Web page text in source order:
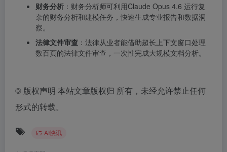
财务分析 ：财务分析师可利用Claude Opus 4.6 运行复
杂的财务分析和建模任务，快速生成专业报告和数据洞
察。
法律文件审查 ：法律从业者能借助超长上下文窗口处理
数百页的法律文件审查，一次性完成大规模文档分析。
© 版权声明 本站文章版权归 所有，未经允许禁止任何
形式的转载。
AI快讯